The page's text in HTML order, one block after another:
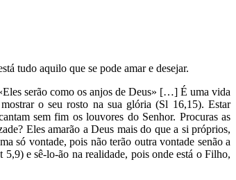
tudo aquilo que se pode amar e desejar.
serão como os anjos de Deus» […] É uma vida
o seu rosto na sua glória (Sl 16,15). Estar
sem fim os louvores do Senhor. Procuras as
Eles amarão a Deus mais do que a si próprios,
só vontade, pois não terão outra vontade senão a
e sê-lo-ão na realidade, pois onde está o Filho,